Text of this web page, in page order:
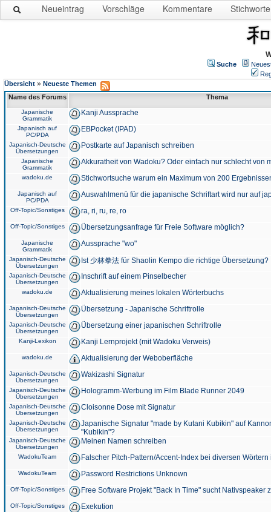
Neueintrag Vorschläge Kommentare Stichworte
Suche
Übersicht » Neueste Themen
Name des Forums
Thema
Japanische
Grammatik
Kanji Aussprache
Japanisch auf
PC/PDA
EBPocket (IPAD)
Japanisch-Deutsche
Übersetzungen
Postkarte auf Japanisch schreiben
Japanische
Grammatik
Akkuratheit von Wadoku? Oder einfach nur schlecht von
wadoku.de Stichwortsuche warum ein Maximum von 200
Japanisch auf
PC/PDA
Auswahlmenü für die japanische Schriftart wird nur auf
Off-Topic/Sonstiges ra, ri, ru, re, ro
Off-Topic/Sonstiges Übersetzungsanfrage für Freie Software möglich?
Japanische
Grammatik
Aussprache "wo"
Japanisch-Deutsche
Übersetzungen
Ist 少林拳法 für Shaolin Kempo die richtige Übersetzung?
Japanisch-Deutsche
Übersetzungen
Inschrift auf einem Pinselbecher
wadoku.de Aktualisierung meines lokalen Wörterbuchs
Japanisch-Deutsche
Übersetzungen
Übersetzung - Japanische Schriftrolle
Japanisch-Deutsche
Übersetzungen
Übersetzung einer japanischen Schriftrolle
Kanji-Lexikon Kanji Lernprojekt (mit Wadoku Verweis)
wadoku.de Aktualisierung der Weboberfläche
Japanisch-Deutsche
Übersetzungen
Wakizashi Signatur
Japanisch-Deutsche
Übersetzungen
Hologramm-Werbung im Film Blade Runner 2049
Japanisch-Deutsche
Übersetzungen
Cloisonne Dose mit Signatur
Japanisch-Deutsche
Übersetzungen
Japanische Signatur "made by Kutani Kubikin" auf
"Kubikin"?
Japanisch-Deutsche
Übersetzungen
Meinen Namen schreiben
WadokuTeam Falscher Pitch-Pattern/Accent-Index bei diversen
WadokuTeam Password Restrictions Unknown
Off-Topic/Sonstiges Free Software Projekt "Back In Time" sucht Nativspeaker
Off-Topic/Sonstiges Exekution